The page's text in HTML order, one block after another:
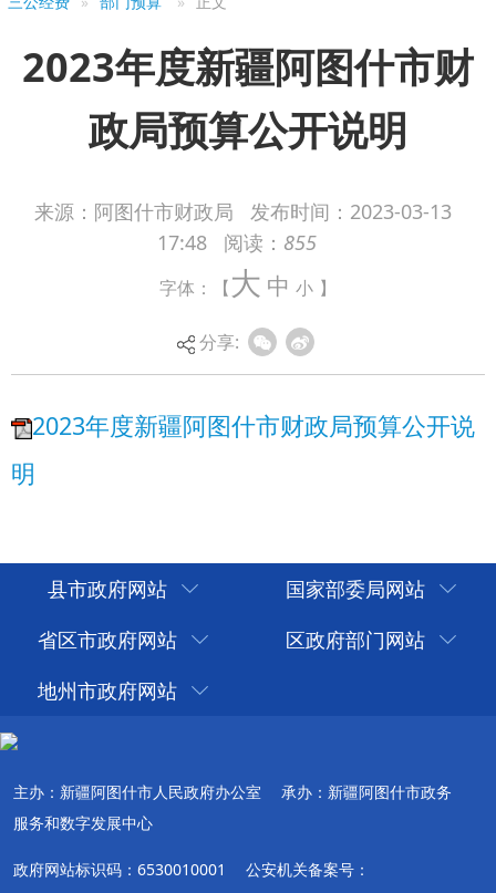
2023年度新疆阿图什市财
政局预算公开说明
来源：阿图什市财政局 发布时间： 2023-03-13
17:48
阅读： 855
字体：【大 中 小 】
分享:
2023年度新疆阿图什市财政局预算公开说
县市政府网站
国家部委局网站
省区市政府网站
区政府部门网站
地州市政府网站
主办：新疆阿图什市人民政府办公室
承办：新疆阿图什市政务
服务和数字发展中心
政府网站标识码：6530010001
公安机关备案号：